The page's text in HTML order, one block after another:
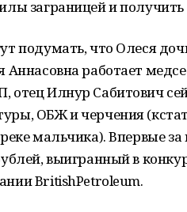
заграницей и
подумать, что Олеся
работает
отец Илнур Сабитович
ОБЖ и черчения
мальчика). Впервые
выигранный в
BritishPetroleum.